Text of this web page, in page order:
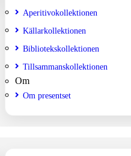
Aperitivokollektionen
Källarkollektionen
Bibliotekskollektionen
Tillsammanskollektionen
Om
Om presentset